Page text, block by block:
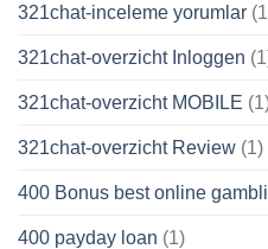
321chat-inceleme yorumlar
321chat-overzicht Inloggen
321chat-overzicht MOBILE
321chat-overzicht Review (1)
400 Bonus best online
400 payday loan (1)